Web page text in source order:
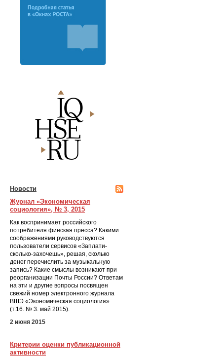
Новости
Журнал «Экономическая
социология», № 3, 2015
Как воспринимает российского
потребителя финская пресса? Какими
соображениями руководствуются
пользователи сервисов «Заплати-
сколько-захочешь», решая, сколько
денег перечислить за музыкальную
запись? Какие смыслы возникают при
реорганизации Почты России? Ответам
на эти и другие вопросы посвящен
свежий номер электронного журнала
ВШЭ «Экономическая социология»
(т.16. № 3. май 2015).
2 июня 2015
Критерии оценки публикационной
активности